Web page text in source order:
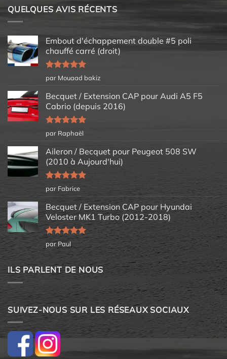
QUELQUES AVIS RÉCENTS
Embout d'échappement double #5 poli
chauffé carré (droit)
Note5sur
5
par Mouaad bakiz
Becquet / Extension CAP pour Audi A5 F5
Cabrio (depuis 2016)
Note5sur
5
par Raphaël
Aileron / Becquet pour Peugeot 508 SW
(2010 à Aujourd'hui)
Note5sur
5
par Fabrice
Becquet / Extension CAP pour Hyundai
Veloster MK1 Turbo (2012-2018)
Note5sur
5
par Paul
ILS PARLENT DE NOUS
SUIVEZ-NOUS SUR LES RÉSEAUX SOCIAUX